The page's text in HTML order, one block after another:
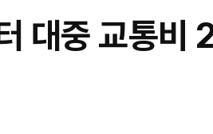
대중 교통